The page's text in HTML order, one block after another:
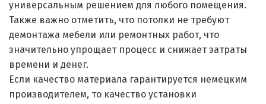
универсальным решением для любого помещения.
Также важно отметить, что потолки не требуют
демонтажа мебели или ремонтных работ, что
значительно упрощает процесс и снижает затраты
времени и денег.
Если качество материала гарантируется немецким
производителем, то качество установки